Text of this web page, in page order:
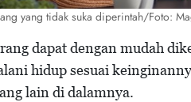
yang tidak suka diperintah/Foto:
dapat dengan mudah
hidup sesuai
lain di dalamnya.